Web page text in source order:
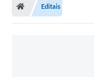
Editais